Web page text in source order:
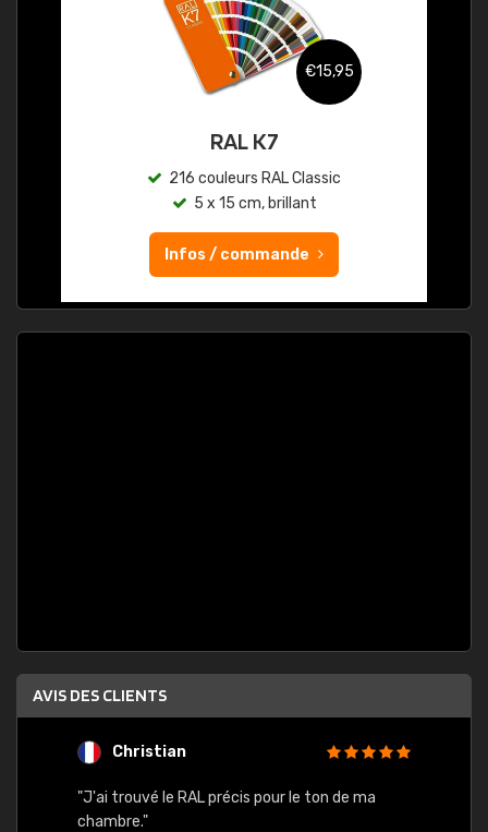
€15,95
RAL K7
216 couleurs RAL Classic
5 x 15 cm, brillant
Infos / commande
AVIS DES CLIENTS
Christian
"J'ai trouvé le RAL précis pour le ton de ma
chambre."